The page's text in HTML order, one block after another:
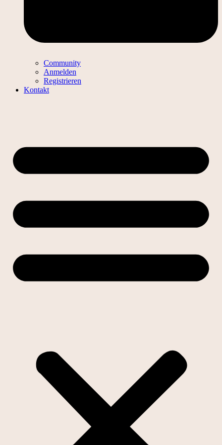
Community
Anmelden
Registrieren
Kontakt